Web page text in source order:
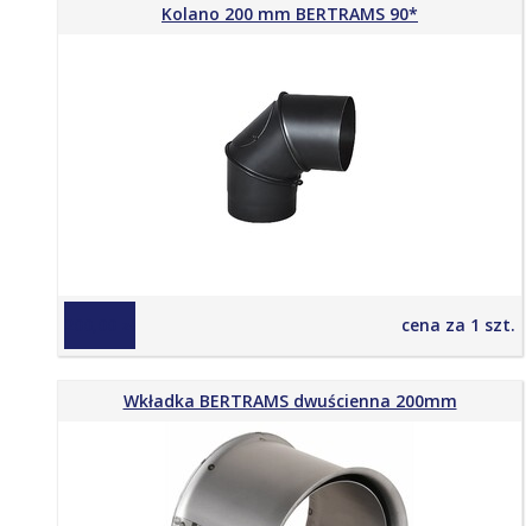
Kolano 200 mm BERTRAMS 90*
cena za 1 szt.
Wkładka BERTRAMS dwuścienna 200mm